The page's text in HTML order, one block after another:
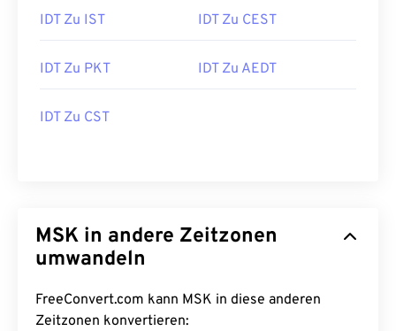
IDT Zu IST IDT Zu CEST
IDT Zu PKT IDT Zu AEDT
IDT Zu CST
MSK in andere Zeitzonen
umwandeln
FreeConvert.com kann MSK in diese anderen
Zeitzonen konvertieren: